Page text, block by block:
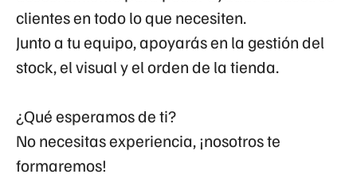
clientes en todo lo que necesiten.
Junto a tu equipo, apoyarás en la gestión del
stock, el visual y el orden de la tienda.
¿Qué esperamos de ti?
No necesitas experiencia, ¡nosotros te
formaremos!